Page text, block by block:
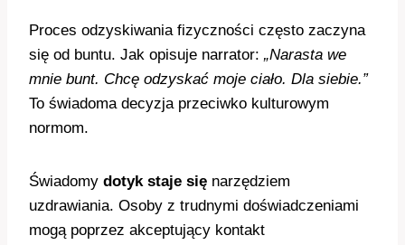
Proces odzyskiwania fizyczności często zaczyna
się od buntu. Jak opisuje narrator: „Narasta we
mnie bunt. Chcę odzyskać moje ciało. Dla siebie.”
To świadoma decyzja przeciwko kulturowym
normom.
Świadomy dotyk staje się narzędziem
uzdrawiania. Osoby z trudnymi doświadczeniami
mogą poprzez akceptujący kontakt